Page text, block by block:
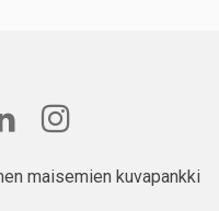
maisemien kuvapankki